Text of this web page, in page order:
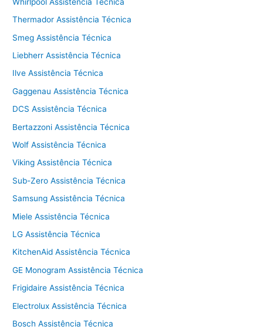
Thermador Assistência Técnica
Smeg Assistência Técnica
Liebherr Assistência Técnica
Ilve Assistência Técnica
Gaggenau Assistência Técnica
DCS Assistência Técnica
Bertazzoni Assistência Técnica
Wolf Assistência Técnica
Viking Assistência Técnica
Sub-Zero Assistência Técnica
Samsung Assistência Técnica
Miele Assistência Técnica
LG Assistência Técnica
KitchenAid Assistência Técnica
GE Monogram Assistência Técnica
Frigidaire Assistência Técnica
Electrolux Assistência Técnica
Bosch Assistência Técnica